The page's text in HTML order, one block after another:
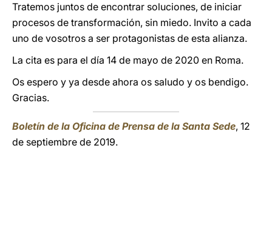
Tratemos juntos de encontrar soluciones, de iniciar
procesos de transformación, sin miedo. Invito a cada
uno de vosotros a ser protagonistas de esta alianza.
La cita es para el día 14 de mayo de 2020 en Roma.
Os espero y ya desde ahora os saludo y os bendigo.
Gracias.
Boletín de la Oficina de Prensa de la Santa Sede, 12
de septiembre de 2019.